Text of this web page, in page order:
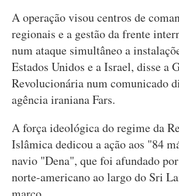
A operação visou centros de
regionais e a gestão da frente
num ataque simultâneo a
Estados Unidos e a Israel, disse a
Revolucionária num comunicado
agência iraniana Fars.
A força ideológica do regime da
Islâmica dedicou a ação aos "84
navio "Dena", que foi afundado
norte-americano ao largo do Sri